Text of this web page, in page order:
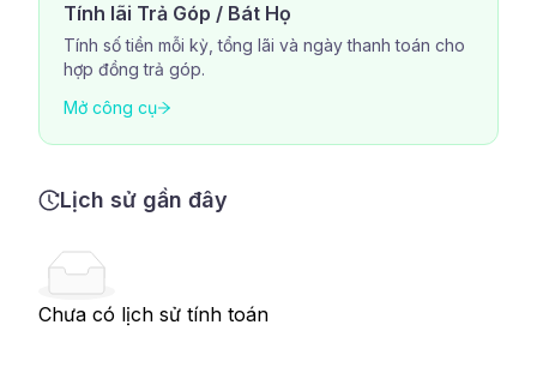
Tính lãi Trả Góp / Bát Họ
Tính số tiền mỗi kỳ, tổng lãi và ngày thanh toán cho
hợp đồng trả góp.
Mở công cụ
Lịch sử gần đây
Chưa có lịch sử tính toán